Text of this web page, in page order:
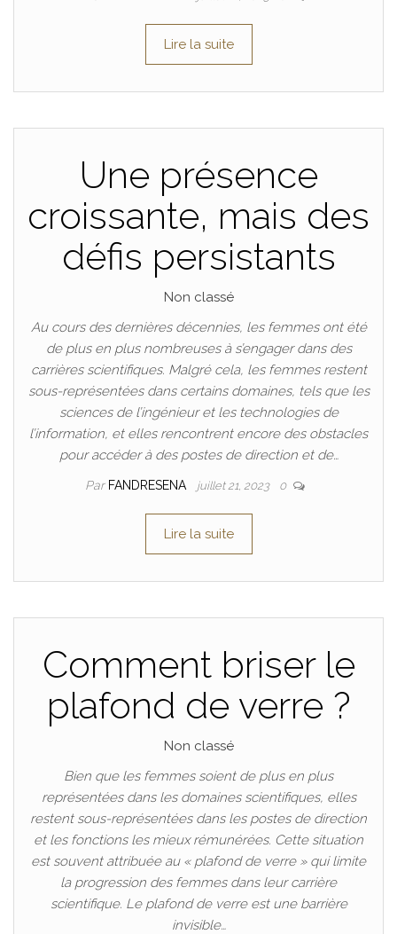
Lire la suite
Une présence
croissante, mais des
défis persistants
Non classé
Au cours des dernières décennies, les femmes ont été
de plus en plus nombreuses à s’engager dans des
carrières scientifiques. Malgré cela, les femmes restent
sous-représentées dans certains domaines, tels que les
sciences de l’ingénieur et les technologies de
l’information, et elles rencontrent encore des obstacles
pour accéder à des postes de direction et de…
Par FANDRESENA juillet 21, 2023 0
Lire la suite
Comment briser le
plafond de verre ?
Non classé
Bien que les femmes soient de plus en plus
représentées dans les domaines scientifiques, elles
restent sous-représentées dans les postes de direction
et les fonctions les mieux rémunérées. Cette situation
est souvent attribuée au « plafond de verre » qui limite
la progression des femmes dans leur carrière
scientifique. Le plafond de verre est une barrière
invisible…